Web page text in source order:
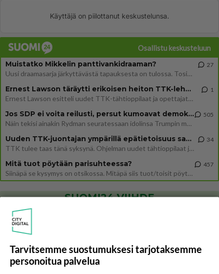
Käyttäjä on piilottanut keskustelunsa.
Osallistu keskusteluun
Muistatko Mikkelin panttivankidraaman?
Uusi draamasarja järkyttävästä tapauksesta on tulossa. Tositapahtumiin perustuva sarja ammentaa vuoden 1986 Mikkelin pan
27
Ernest Lawson täräytti erikoisen heiton TTK-lehdistötilaisuudessa: " Onko tässä tarkoituksena...?"
Ernest Lawson esitteli uudet TTK-tähtioppilaat ja opettajat torstaina 6.8. lehdistölle. Tulevalla kaudella on yksi hausk
1
Jos SDP ei voita reilusti, persut kumoavat demokratian Suomesta
Näin tekisi ainakin Rydman seuratessaan idolinsa Trumpin mallia https://www.is.fi/politiikka/art-2000012187244.html
505
Uuden TTK-juontajan ympärillä epätietoisuus sakenee - Nyt MTV hämmentää soppaa
TTK tulee taas tänä syksynä. Ohjelman uudet tähtioppilaat julkistetaan torstaina 6. elokuuta klo 14 alkavassa lehdistö
34
Mitä tuot pöytään parisuhteessa?
Siinäpä se kysymys on otsikossa. Mitäpä siis tuot/toisit pöytään parisuhteessa? Oletko mies vai nainen? Koetko sen mitä
457
SUOMI24 VIIHDE
Muistatko? Kädestä suuhun elävä Satu sai jättimäisen rahasalkun
Henry-miljonääriltä
Luetuimmat: Aarne Pelkonen ja Noora Louhimo vihdoinkin yhdessä -
Vappu Pimiän lähtö ei ole ainoa iso muutos - Tanssii Tähtien Kanssa
palaa
Tarvitsemme suostumuksesi tarjotaksemme
personoitua palvelua